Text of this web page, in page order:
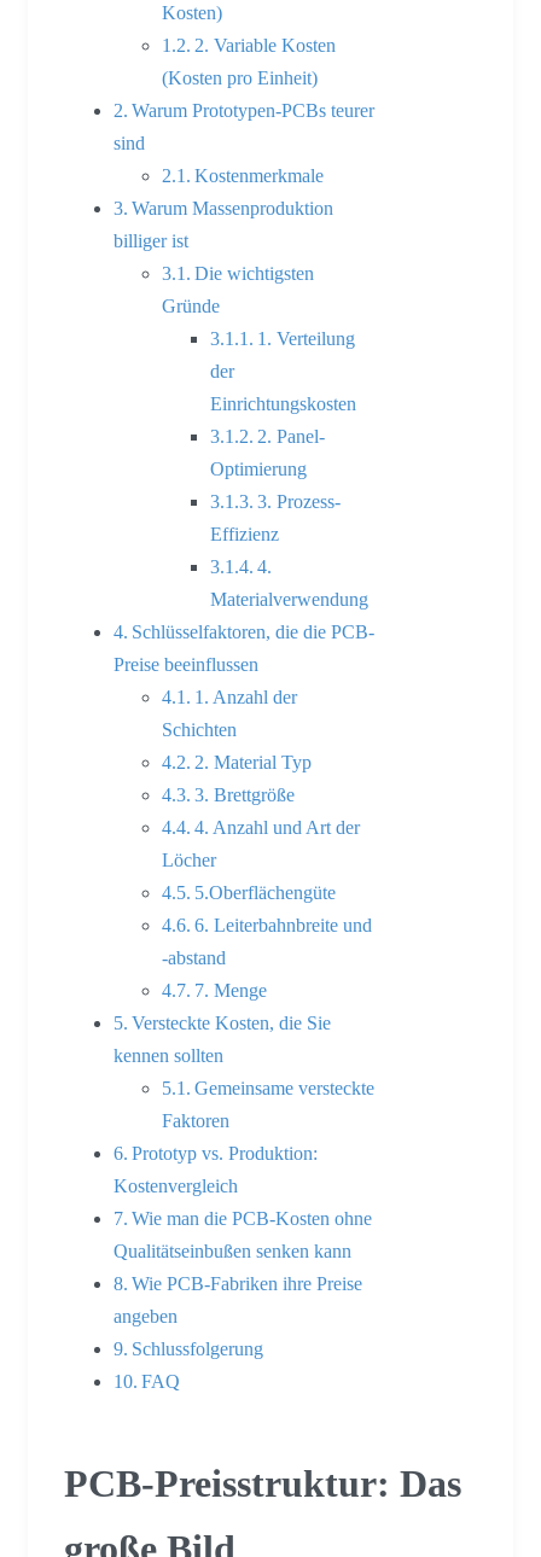
Kosten)
2. Variable Kosten
(Kosten pro Einheit)
Warum Prototypen-PCBs teurer
sind
Kostenmerkmale
Warum Massenproduktion
billiger ist
Die wichtigsten
Gründe
1. Verteilung
der
Einrichtungskosten
2. Panel-
Optimierung
3. Prozess-
Effizienz
4.
Materialverwendung
Schlüsselfaktoren, die die PCB-
Preise beeinflussen
1. Anzahl der
Schichten
2. Material Typ
3. Brettgröße
4. Anzahl und Art der
Löcher
5.Oberflächengüte
6. Leiterbahnbreite und
-abstand
7. Menge
Versteckte Kosten, die Sie
kennen sollten
Gemeinsame versteckte
Faktoren
Prototyp vs. Produktion:
Kostenvergleich
Wie man die PCB-Kosten ohne
Qualitätseinbußen senken kann
Wie PCB-Fabriken ihre Preise
angeben
Schlussfolgerung
FAQ
PCB-Preisstruktur: Das
große Bild